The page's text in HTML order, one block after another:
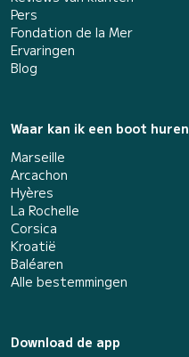
Pers
Fondation de la Mer
Ervaringen
Blog
Waar kan ik een boot huren
Marseille
Arcachon
Hyères
La Rochelle
Corsica
Kroatië
Baléaren
Alle bestemmingen
Download de app